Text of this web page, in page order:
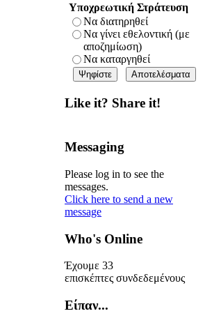
Υποχρεωτική Στράτευση
Να διατηρηθεί
Να γίνει εθελοντική (με
αποζημίωση)
Να καταργηθεί
Like it? Share it!
Messaging
Please log in to see the
messages.
Click here to send a new
message
Who's Online
Έχουμε 33
επισκέπτες συνδεδεμένους
Είπαν...